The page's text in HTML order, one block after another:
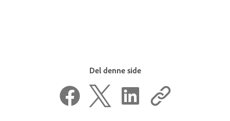
Del denne side